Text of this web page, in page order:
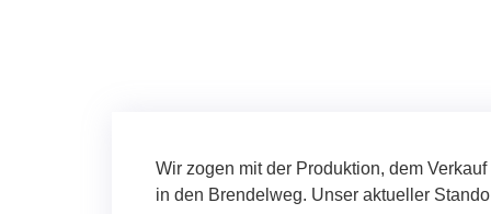
Wir zogen mit der Produktion, dem
in den Brendelweg. Unser aktueller